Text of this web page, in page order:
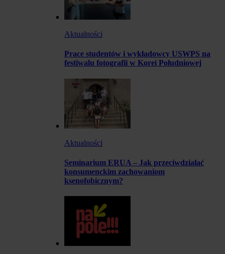
Aktualności
Prace studentów i wykładowcy USWPS na
festiwalu fotografii w Korei Południowej
Aktualności
Seminarium ERUA – Jak przeciwdziałać
konsumenckim zachowaniom
ksenofobicznym?